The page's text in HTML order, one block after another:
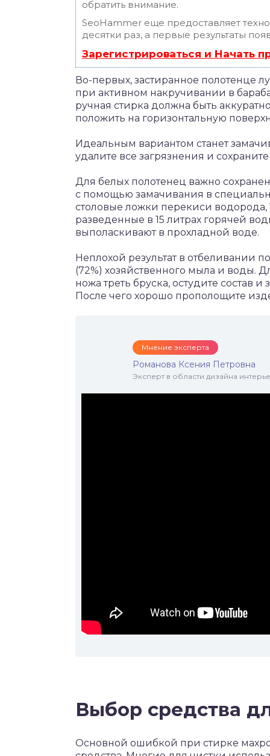
обратить внимание.
SeoHammer еще предоставляет
десятки раз, а первые результаты
Зарегистрироваться и Начать
Во-первых, застиранное полотенце
при активном накручивании в
ручная стирка должна быть
положить на горизонтальную
Идеальным вариантом станет
удалите все загрязнения и сохраните
Для белых полотенец важно
с помощью замачивания в
столовые ложки перекиси водорода,
разведенные в 15 литрах горячей
выполаскивают в прохладной воде.
Неплохой результат в отбеливании
(72%) хозяйственного мыла и воды.
ножа треть бруска, остудите состав
После чего хорошо прополощите
Мнение эксперта
Романова Ксения Петровна
Эксперт в области дизайна
Выбор средства
Основной ошибкой при стирке